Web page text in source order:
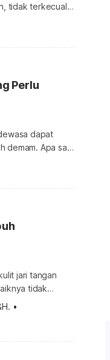
tidak terkecuali
Perlu
dapat
Apa saja
Simak ulasan
Pada
suhu
jari tangan
tidak
Apa saja,
terkesan sepele,
•